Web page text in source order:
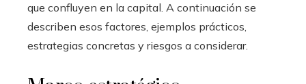
que confluyen en la capital. A continuación se
describen esos factores, ejemplos prácticos,
estrategias concretas y riesgos a considerar.